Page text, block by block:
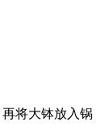
将大钵放入锅